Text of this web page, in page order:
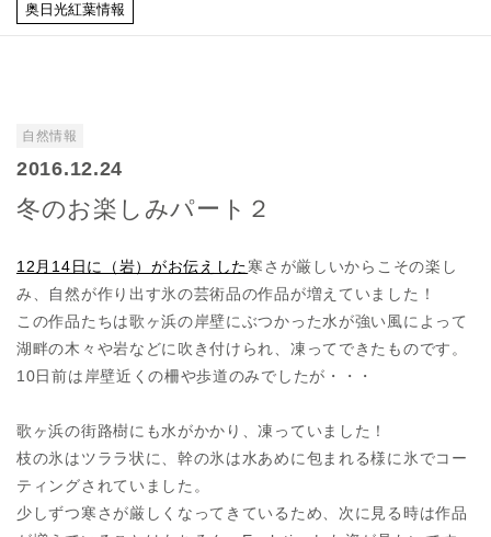
奥日光紅葉情報
自然情報
2016.12.24
冬のお楽しみパート２
12月14日に（岩）がお伝えした寒さが厳しいからこその楽し
み、自然が作り出す氷の芸術品の作品が増えていました！
この作品たちは歌ヶ浜の岸壁にぶつかった水が強い風によって
湖畔の木々や岩などに吹き付けられ、凍ってできたものです。
10日前は岸壁近くの柵や歩道のみでしたが・・・
歌ヶ浜の街路樹にも水がかかり、凍っていました！
枝の氷はツララ状に、幹の氷は水あめに包まれる様に氷でコー
ティングされていました。
少しずつ寒さが厳しくなってきているため、次に見る時は作品